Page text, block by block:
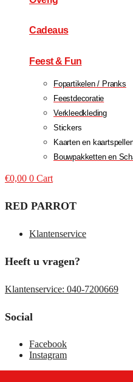
Cadeaus
Feest & Fun
Fopartikelen / Pranks
Feestdecoratie
Verkleedkleding
Stickers
Kaarten en
Bouwpakketten en
€0,00 0 Cart
RED PARROT
Klantenservice
Heeft u vragen?
Klantenservice: 040-7200669
Social
Facebook
Instagram